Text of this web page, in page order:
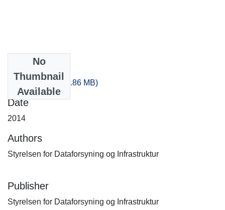
No
Thumbnail
Available
-160_100.zip(526.86 MB)
Date
2014
Authors
Styrelsen for Dataforsyning og Infrastruktur
Publisher
Styrelsen for Dataforsyning og Infrastruktur